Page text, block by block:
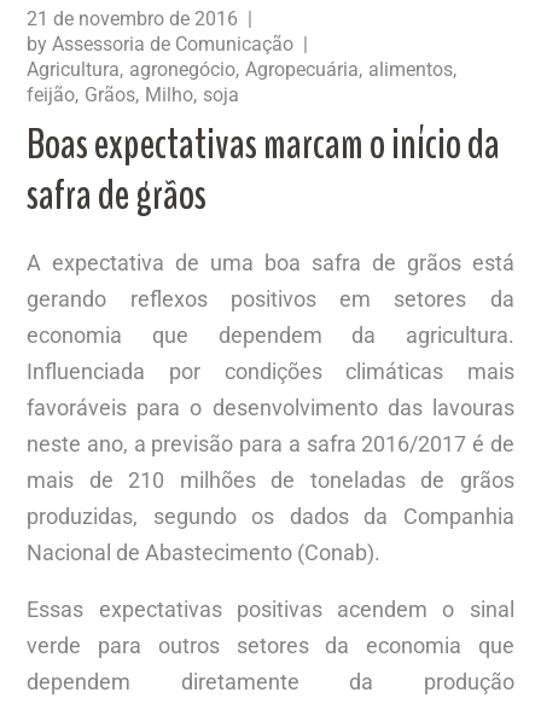
21 de novembro de 2016
byAssessoria de Comunicação
Agricultura agronegócio Agropecuária alimentos
feijão Grãos Milho soja
Boas expectativas marcam o início da
safra de grãos
A expectativa de uma boa safra de grãos está
gerando reflexos positivos em setores da
economia que dependem da agricultura.
Influenciada por condições climáticas mais
favoráveis para o desenvolvimento das lavouras
neste ano, a previsão para a safra 2016/2017 é de
mais de 210 milhões de toneladas de grãos
produzidas, segundo os dados da Companhia
Nacional de Abastecimento (Conab).
Essas expectativas positivas acendem o sinal
verde para outros setores da economia que
dependem diretamente da produção